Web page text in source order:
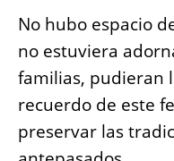
No hubo espacio
no estuviera
familias, pudieran
recuerdo de este
preservar las